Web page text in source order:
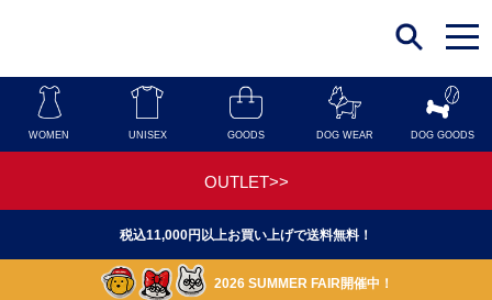
t
o
g
n
a
o
WOMEN UNISEX GOODS DOG WEAR DOG GOODS
OUTLET>>
税込11,000円以上お買い上げで送料無料！
2026 SUMMER FAIR開催中！